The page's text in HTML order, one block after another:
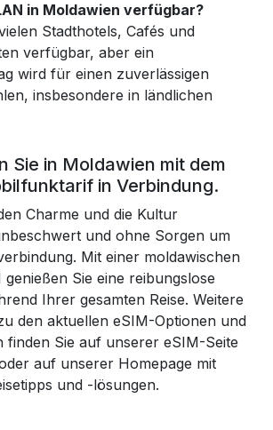
in Moldawien verfügbar?
Stadthotels, Cafés und
verfügbar, aber ein
wird für einen zuverlässigen
insbesondere in ländlichen
Sie in Moldawien mit dem
in Verbindung.
Charme und die Kultur
und ohne Sorgen um
Mit einer moldawischen
Sie eine reibungslose
Ihrer gesamten Reise. Weitere
den aktuellen eSIM-Optionen und
finden Sie auf unserer eSIM-Seite
auf unserer Homepage mit
und -lösungen.